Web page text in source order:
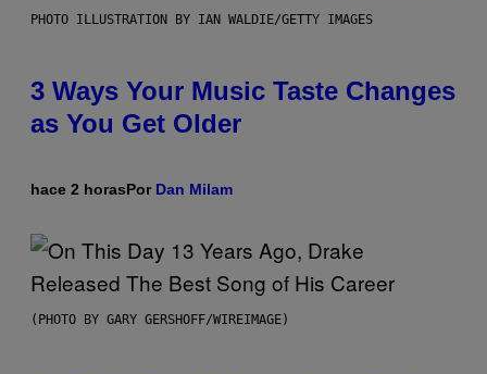
PHOTO ILLUSTRATION BY IAN WALDIE/GETTY IMAGES
3 Ways Your Music Taste Changes
as You Get Older
hace 2 horasPor Dan Milam
(PHOTO BY GARY GERSHOFF/WIREIMAGE)